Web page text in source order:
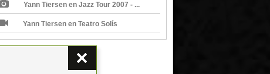
Yann Tiersen en Jazz Tour 2007 - ...
Yann Tiersen en Teatro Solís